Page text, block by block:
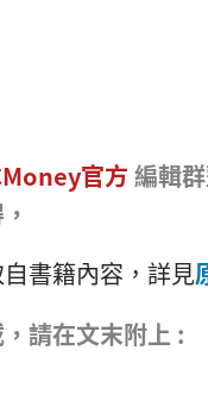
官方 編輯
書籍內容，詳見
請在文末附上 :